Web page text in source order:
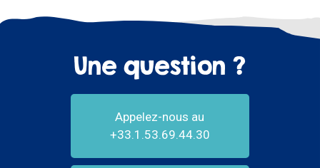
Une question ?
Appelez-nous au
+33.1.53.69.44.30